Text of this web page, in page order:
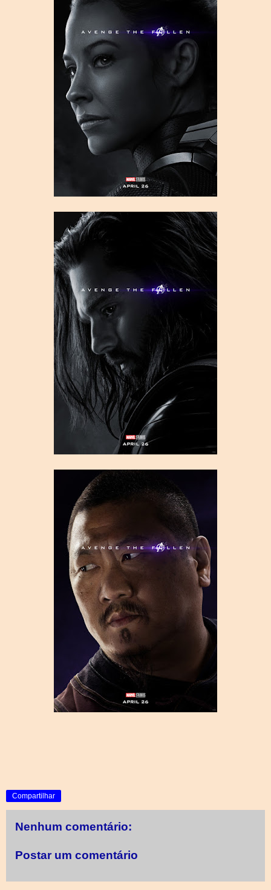
Compartilhar
Nenhum comentário:
Postar um comentário